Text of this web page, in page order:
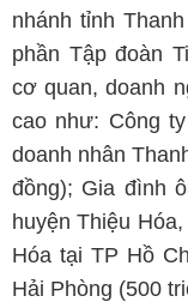
nhánh tỉnh
phần Tập đoàn
cơ quan, doanh
cao như: Công
doanh nhân
đồng); Gia đình
huyện Thiệu
Hóa tại TP Hồ
Hải Phòng (500